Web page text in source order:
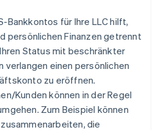
Bankkontos für Ihre LLC hilft,
persönlichen Finanzen getrennt
Status mit beschränkter
verlangen einen persönlichen
zu eröffnen.
Kunden können in der Regel
Zum Beispiel können
die